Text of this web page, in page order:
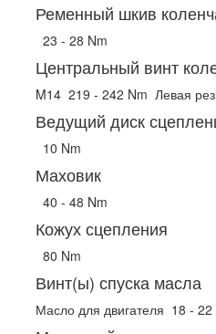
Ременный шкив
23 - 28 Nm
Центральный винт
M14 219 - 242 Nm Левая
Ведущий диск
10 Nm
Маховик
40 - 48 Nm
Кожух сцепления
80 Nm
Винт(ы) спуска масла
Масло для двигателя 18 - 22